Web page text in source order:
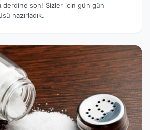
derdine son! Sizler için gün gün
hazırladık.